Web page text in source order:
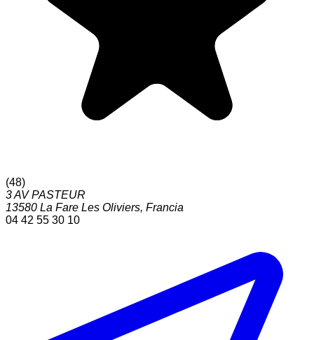
(48)
3 AV PASTEUR
13580 La Fare Les Oliviers, Francia
04 42 55 30 10